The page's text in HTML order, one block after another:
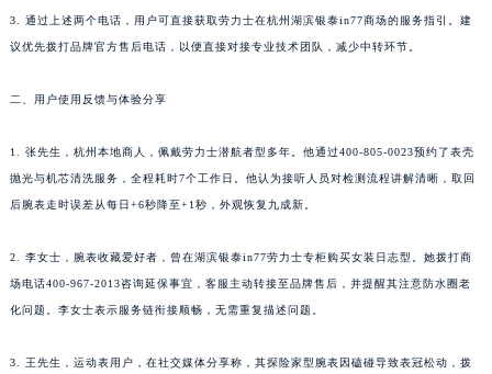
3. 通过上述两个电话，用户可直接获取劳力士在杭州湖滨银泰in77商场的服务指引。建
议优先拨打品牌官方售后电话，以便直接对接专业技术团队，减少中转环节。
二、用户使用反馈与体验分享
1. 张先生，杭州本地商人，佩戴劳力士潜航者型多年。他通过400-805-0023预约了表壳
抛光与机芯清洗服务，全程耗时7个工作日。他认为接听人员对检测流程讲解清晰，取回
后腕表走时误差从每日+6秒降至+1秒，外观恢复九成新。
2. 李女士，腕表收藏爱好者，曾在湖滨银泰in77劳力士专柜购买女装日志型。她拨打商
场电话400-967-2013咨询延保事宜，客服主动转接至品牌售后，并提醒其注意防水圈老
化问题。李女士表示服务链衔接顺畅，无需重复描述问题。
3. 王先生，运动表用户，在社交媒体分享称，其探险家型腕表因磕碰导致表冠松动，拨